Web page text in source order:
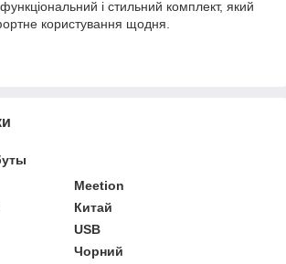
і стильний комплект, який
користування щодня.
Meetion
Китай
USB
Чорний